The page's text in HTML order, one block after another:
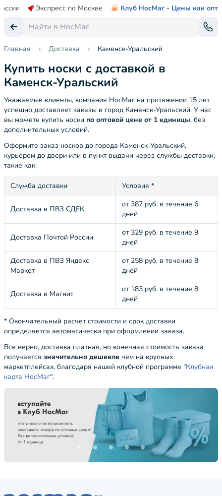
Экспресс по Москве Клуб НосМаг - Цены как опт
Главная Доставка Каменск-Уральский
Купить носки с доставкой в
Каменск-Уральский
Уважаемые клиенты, компания НосМаг на протяжении 15 лет
успешно доставляет заказы в город Каменск-Уральский. У нас
вы можете купить носки по оптовой цене от 1 единицы, без
дополнительных условий.
Оформите заказ носков до города Каменск-Уральский,
курьером до двери или в пункт выдачи через службы доставки,
такие как:
Служба доставки Условия *
Доставка в ПВЗ СДЕК
от 387 руб. в течение 6
дней
Доставка Почтой России
от 329 руб. в течение 9
дней
Доставка в ПВЗ Яндекс
Маркет
от 258 руб. в течение 8
дней
Доставка в Магнит
от 183 руб. в течение 8
дней
* Окончательный расчет стоимости и срок доставки
определяется автоматически при оформлении заказа.
Все верно, доставка платная, но конечная стоимость заказа
получается значительно дешевле чем на крупных
маркетплейсах, благодаря нашей клубной программе "Клубная
карта НосМаг".